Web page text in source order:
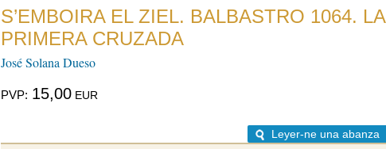
S’EMBOIRA EL ZIEL. BALBASTRO 1064. LA
PRIMERA CRUZADA
José Solana Dueso
PVP: 15,00 EUR
Leyer-ne una abanza